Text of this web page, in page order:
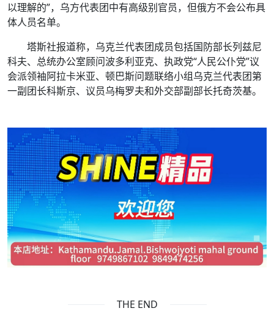
以理解的”，乌方代表团中有高级别官员，但俄方不会公布具
体人员名单。
塔斯社报道称，乌克兰代表团成员包括国防部长列兹尼
科夫、总统办公室顾问波多利亚克、执政党“人民公仆党”议
会派领袖阿拉卡米亚、顿巴斯问题联络小组乌克兰代表团第
一副团长科斯京、议员乌梅罗夫和外交部副部长托奇茨基。
THE END